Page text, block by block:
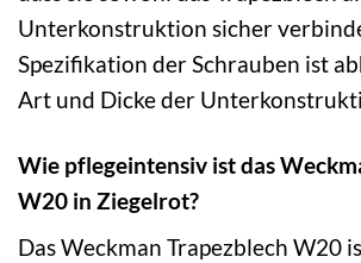
Unterkonstruktion sicher
Spezifikation der Schrauben ist
Art und Dicke der
Wie pflegeintensiv ist das
W20 in Ziegelrot?
Das Weckman Trapezblech W20